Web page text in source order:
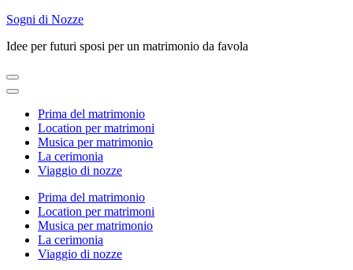
Skip
content
Enter)
Sogni di Nozze
Idee per futuri sposi per un matrimonio da favola
Prima del matrimonio
Location per matrimoni
Musica per matrimonio
La cerimonia
Viaggio di nozze
Prima del matrimonio
Location per matrimoni
Musica per matrimonio
La cerimonia
Viaggio di nozze